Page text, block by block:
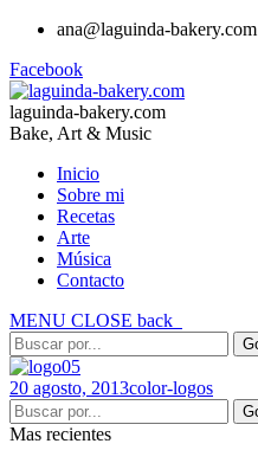
ana@laguinda-bakery.com
Facebook
laguinda-bakery.com
Bake, Art & Music
Inicio
Sobre mi
Recetas
Arte
Música
Contacto
MENU CLOSE back
20 agosto, 2013color-logos
Mas recientes